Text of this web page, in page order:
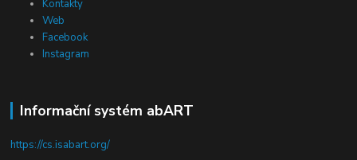
Kontakty
Web
Facebook
Instagram
Informační systém abART
https://cs.isabart.org/